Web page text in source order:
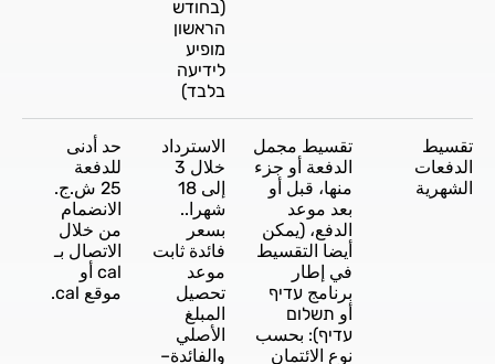
(בחודש
הראשון
מופיע
לידיעה
בלבד)
تقسيط
الدفعات
الشهرية
تقسيط مجمل
الدفعة أو جزء
منها، قبل أو
بعد موعد
الدفع، (يمكن
أيضا التقسيط
في إطار
برنامج עדיף
أو תשלום
עדיף): بحسب
نوع الائتمان
الاسترداد
خلال 3
إلى 18
شهرا..
بسعر
فائدة ثابت
موعد
تحصيل
المبلغ
الأصلي
والفائدة–
حد أدنى
للدفعة
25 ش.ج.
الانضمام
من خلال
الاتصال بـ
cal أو
موقع cal.